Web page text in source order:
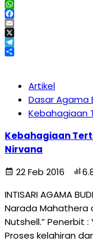
WhatsApp
Facebook
Email
X
Telegram
Artikel
Dasar Agama
Kebahagiaan
Kebahagiaan
Nirvana
22 Feb 2016
INTISARI AGAMA
Narada Mahathera
Nutshell.” Penerbit
Proses kelahiran